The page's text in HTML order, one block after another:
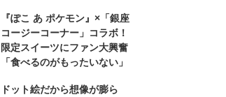
『ぽこ あ ポケモン』×「銀座
コージーコーナー」コラボ！
限定スイーツにファン大興奮
「食べるのがもったいない」
ドット絵だから想像が膨ら